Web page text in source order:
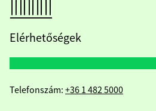
Elérhetőségek
Telefonszám: +36 1 482 5000